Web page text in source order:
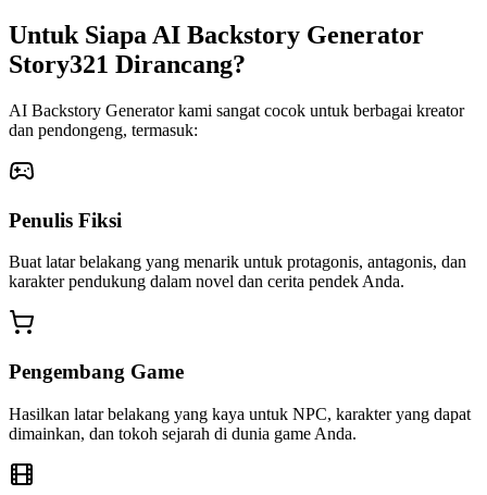
Untuk Siapa AI Backstory Generator
Story321 Dirancang?
AI Backstory Generator kami sangat cocok untuk berbagai kreator
dan pendongeng, termasuk:
Penulis Fiksi
Buat latar belakang yang menarik untuk protagonis, antagonis, dan
karakter pendukung dalam novel dan cerita pendek Anda.
Pengembang Game
Hasilkan latar belakang yang kaya untuk NPC, karakter yang dapat
dimainkan, dan tokoh sejarah di dunia game Anda.